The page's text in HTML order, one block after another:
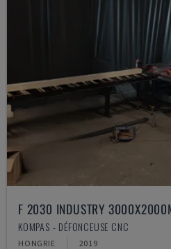
F 2030 INDUSTRY
KOMPAS - DÉFONCEUSE CNC
HONGRIE 2019